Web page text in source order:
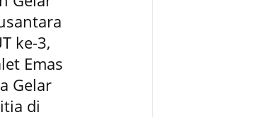
ke-3,
Emas
Gelar
di